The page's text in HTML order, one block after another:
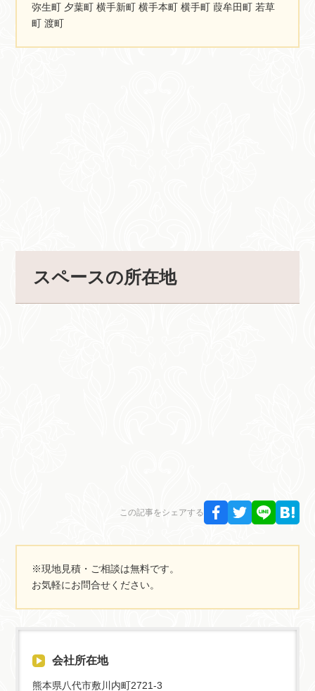
弥生町 夕葉町 横手新町 横手本町 横手町 葭牟田町 若草
町 渡町
スペースの所在地
この記事をシェアする
※現地見積・ご相談は無料です。
お気軽にお問合せください。
会社所在地
熊本県八代市敷川内町2721-3